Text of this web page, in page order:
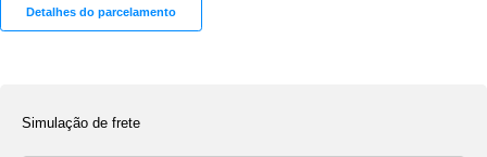
Detalhes do parcelamento
Simulação de frete